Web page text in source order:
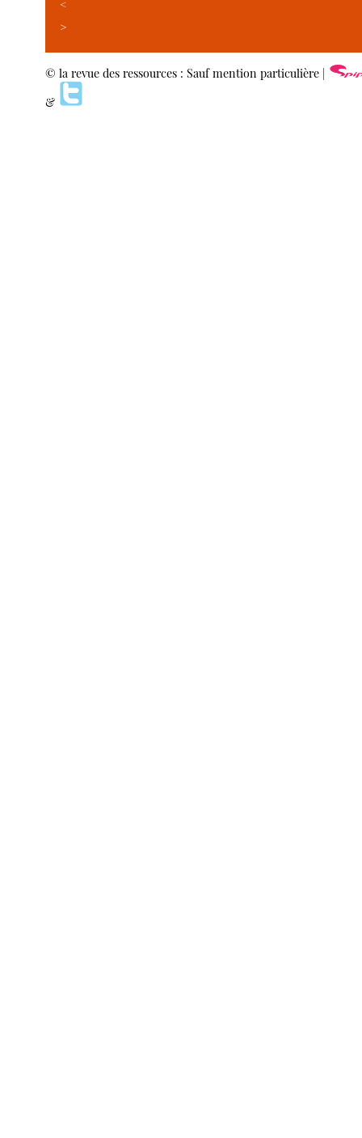
<
>
© la revue des ressources : Sauf mention particulière |
&